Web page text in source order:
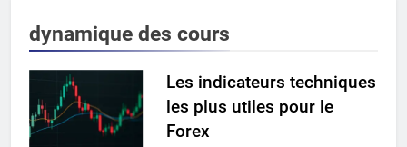
dynamique des cours
Les indicateurs techniques
les plus utiles pour le
Forex